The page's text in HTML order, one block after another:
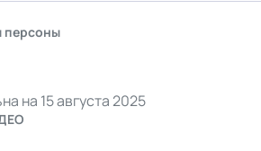
персоны
на 15 августа 2025